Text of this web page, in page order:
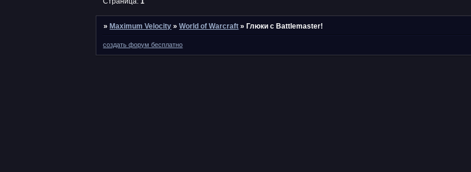
»Maximum Velocity »World of Warcraft »Глюки с Battlemaster!
создать форум бесплатно